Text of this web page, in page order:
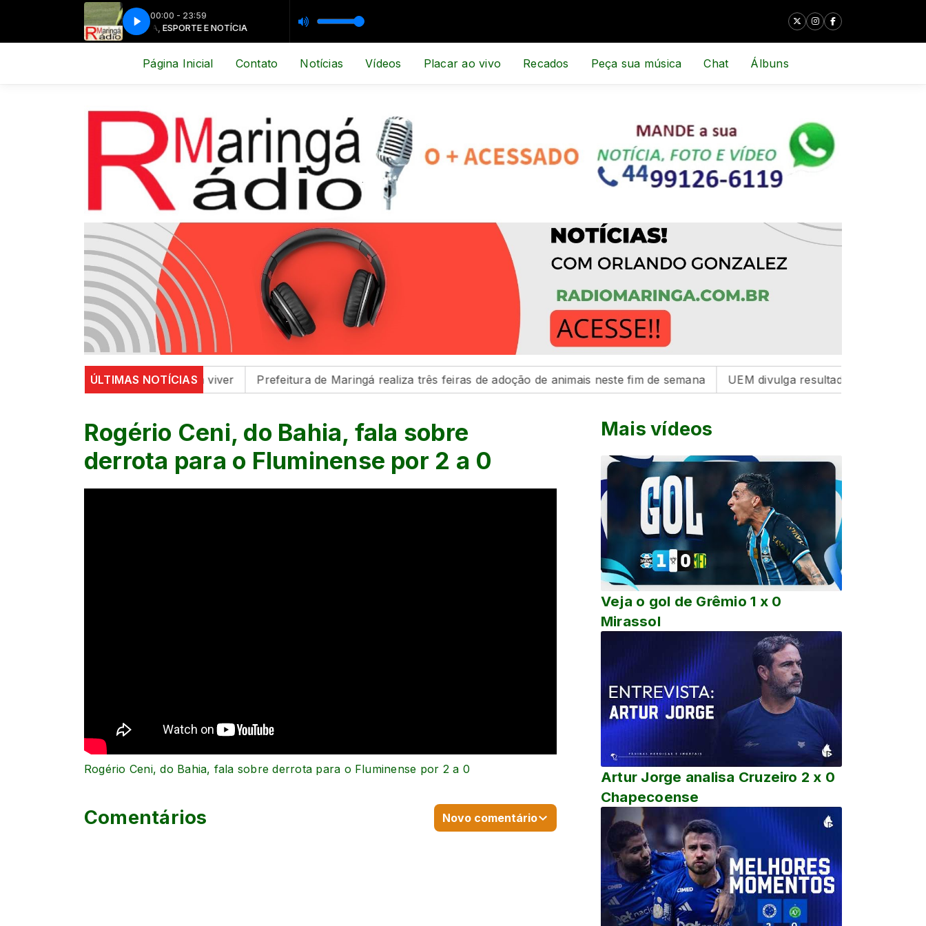
00:00 - 23:59
MÚSICA, ESPORTE E NOTÍCIA MÚSICA, ESPORTE E NOTÍCIA
Página Inicial Contato Notícias Vídeos Placar ao vivo Recados Peça sua música Chat Álbuns
ÚLTIMAS NOTÍCIAS
celebra a cultura e o bem viver Prefeitura de Maringá realiza três feiras de adoção de animais neste fim de semana UEM divulga resultado do Vestibular de
Rogério Ceni, do Bahia, fala sobre
derrota para o Fluminense por 2 a 0
Mais vídeos
Veja o gol de Grêmio 1 x 0
Mirassol
Artur Jorge analisa Cruzeiro 2 x 0
Chapecoense
Rogério Ceni, do Bahia, fala sobre derrota para o Fluminense por 2 a 0
Comentários Novo comentário